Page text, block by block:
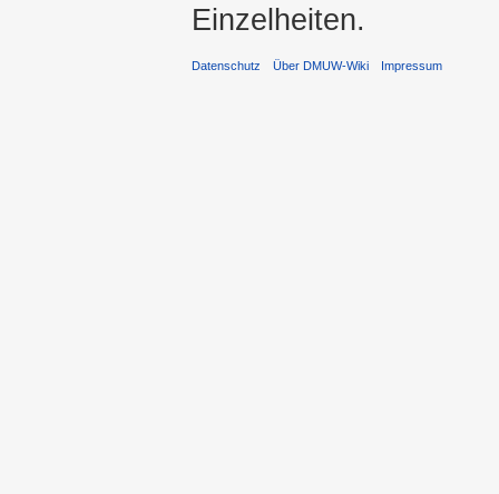
Einzelheiten.
Datenschutz Über DMUW-Wiki Impressum